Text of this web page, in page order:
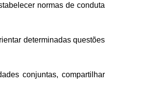
normas de conduta
determinadas questões
conjuntas, compartilhar